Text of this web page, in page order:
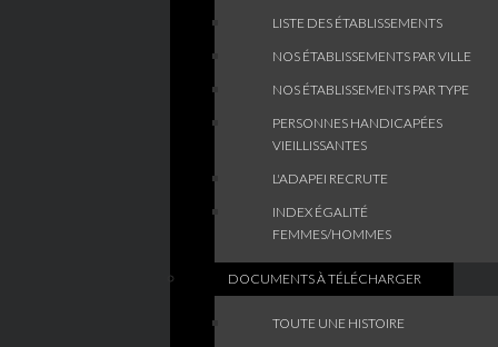
LISTE DES ÉTABLISSEMENTS
NOS ÉTABLISSEMENTS PAR VILLE
NOS ÉTABLISSEMENTS PAR TYPE
PERSONNES HANDICAPÉES
VIEILLISSANTES
L'ADAPEI RECRUTE
INDEX ÉGALITÉ
FEMMES/HOMMES
DOCUMENTS À TÉLÉCHARGER
TOUTE UNE HISTOIRE